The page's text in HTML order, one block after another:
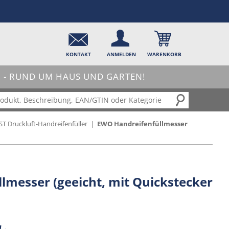
KONTAKT ANMELDEN WARENKORB
RUND UM HAUS UND GARTEN!
Druckluft-Handreifenfüller | EWO Handreifenfüllmesser
(geeicht, mit Quickstecker